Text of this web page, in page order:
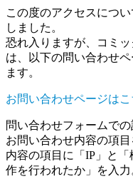
この度のアクセスにつ
しました。
恐れ入りますが、コミ
は、以下の問い合わせ
ます。
お問い合わせページは
問い合わせフォームで
お問い合わせ内容の項
内容の項目に「IP」と
作を行われたか」を入力